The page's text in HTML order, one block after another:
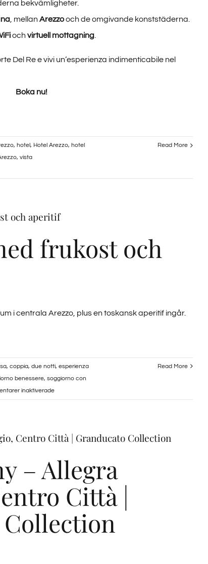
bekvämligheter.
, mellan Arezzooch de omgivande konststäderna.
och virtuell mottagning.
Del Re e vivi un’esperienza indimenticabile nel
Boka nu!
, hotel, Hotel Arezzo, hotel
, vista
Read More
och aperitif
frukost och
i centrala Arezzo, plus en toskansk aperitif ingår.
, coppia, due notti, esperienza
benessere, soggiorno con
inaktiveradeför
Soggiorno
con
più
aperitivo
Read More
Centro Città | Granducato Collection
– Allegra
Città |